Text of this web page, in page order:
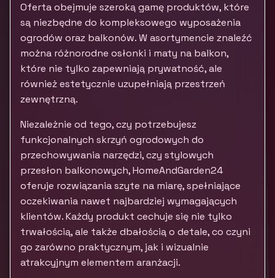
Oferta obejmuje szeroką gamę produktów, które
są niezbędne do kompleksowego wyposażenia
ogrodów oraz balkonów. W asortymencie znaleźć
można różnorodne osłonki i maty na balkon,
które nie tylko zapewniają prywatność, ale
również estetycznie uzupełniają przestrzeń
zewnętrzną.
Niezależnie od tego, czy potrzebujesz
funkcjonalnych skrzyń ogrodowych do
przechowywania narzędzi, czy stylowych
przesłon balkonowych, HomeAndGarden24
oferuje rozwiązania szyte na miarę, spełniające
oczekiwania nawet najbardziej wymagających
klientów. Każdy produkt cechuje się nie tylko
trwałością, ale także dbałością o detale, co czyni
go zarówno praktycznym, jak i wizualnie
atrakcyjnym elementem aranżacji.